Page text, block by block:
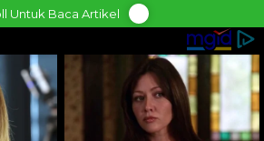
Untuk Baca Artikel